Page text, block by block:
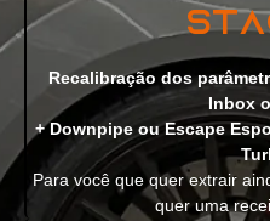
Recalibração dos
Inbox
+ Downpipe ou Escape
Para você que quer extrair
quer uma